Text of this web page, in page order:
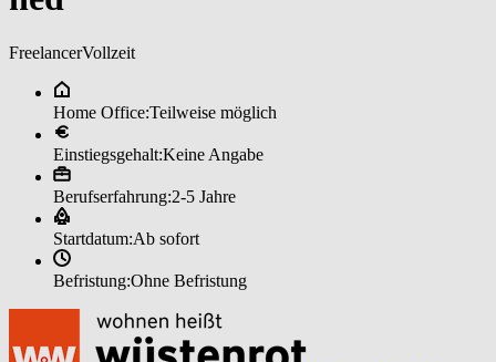
FreelancerVollzeit
Home Office:Teilweise möglich
Einstiegsgehalt:Keine Angabe
Berufserfahrung:2-5 Jahre
Startdatum:Ab sofort
Befristung:Ohne Befristung